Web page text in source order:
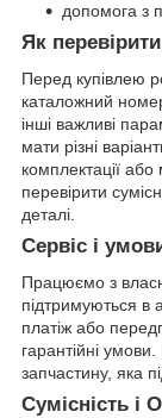
допомога з
Як
Перед купівлею
каталожний
інші важливі
мати різні
комплектації
перевірити
деталі.
Сервіс і
Працюємо з
підтримуються в
платіж або
гарантійні
запчастину, яка
Сумісність і